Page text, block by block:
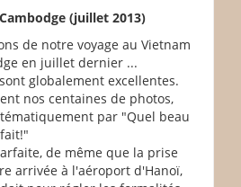
(juillet 2013)
de notre voyage au Vietnam
en juillet dernier ...
globalement excellentes.
nos centaines de photos,
par "Quel beau
de même que la prise
arrivée à l'aéroport d'Hanoï,